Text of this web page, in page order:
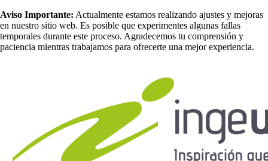
Aviso Importante: Actualmente estamos realizando ajustes y mejoras
en nuestro sitio web. Es posible que experimentes algunas fallas
temporales durante este proceso. Agradecemos tu comprensión y
paciencia mientras trabajamos para ofrecerte una mejor experiencia.